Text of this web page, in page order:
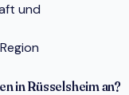
und
in Rüsselsheim an?